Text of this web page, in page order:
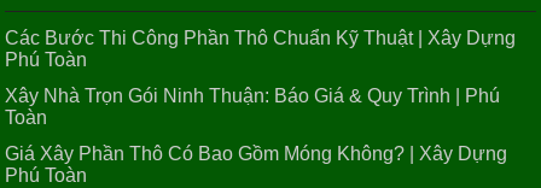
Xây Nhà Trọn Gói Ninh Thuận: Báo Giá & Quy
Trình | Phú Toàn
Giá Xây Phần Thô Có Bao Gồm Móng Không? | Xây
Dựng Phú Toàn
Các Bước Thi Công Phần Thô Chuẩn Kỹ Thuật | Xây Dựng
Phú Toàn
Xây Nhà Trọn Gói Ninh Thuận: Báo Giá & Quy Trình | Phú
Toàn
Giá Xây Phần Thô Có Bao Gồm Móng Không? | Xây Dựng
Phú Toàn